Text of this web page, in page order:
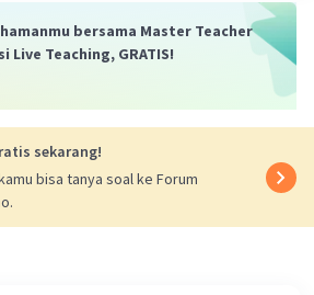
bersama Master Teacher
Live Teaching, GRATIS!
sekarang!
bisa tanya soal ke Forum